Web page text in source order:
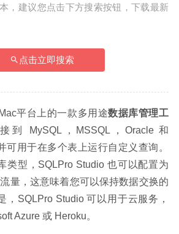
，建议您点击下方搜索按钮，下载最新
点击立即搜索
平台上的一款多用途数据库管理工
到 MySQL，MSSQL，Oracle 和
可用于在多个表上运行自定义查询。
类型，SQLPro Studio 也可以配置为
量，这意味着您可以保持数据交换的
，SQLPro Studio 可以用于云服务，
Azure 或 Heroku。